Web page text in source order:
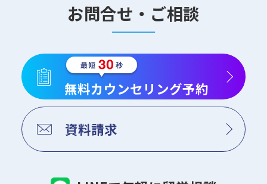
お問合せ・ご相談
無料カウンセリング予約
資料請求